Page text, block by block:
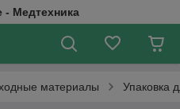
- Медтехника
материалы Упаковка